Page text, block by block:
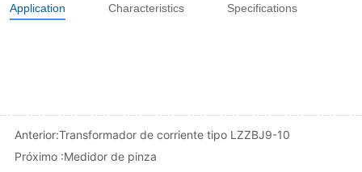
Application Characteristics Specifications
Anterior:Transformador de corriente tipo LZZBJ9-10
Próximo :Medidor de pinza